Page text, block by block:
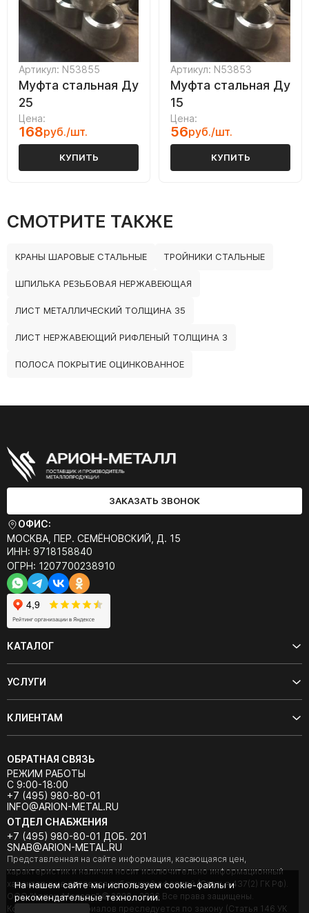
Артикул: N53855
Муфта стальная Ду
25
Цена:
168руб./шт.
КУПИТЬ
Артикул: N53853
Муфта стальная Ду
15
Цена:
56руб./шт.
КУПИТЬ
СМОТРИТЕ ТАКЖЕ
КРАНЫ ШАРОВЫЕ СТАЛЬНЫЕ ТРОЙНИКИ СТАЛЬНЫЕ
ШПИЛЬКА РЕЗЬБОВАЯ НЕРЖАВЕЮЩАЯ
ЛИСТ МЕТАЛЛИЧЕСКИЙ ТОЛЩИНА 35
ЛИСТ НЕРЖАВЕЮЩИЙ РИФЛЕНЫЙ ТОЛЩИНА 3
ПОЛОСА ПОКРЫТИЕ ОЦИНКОВАННОЕ
ЗАКАЗАТЬ ЗВОНОК
ОФИС:
МОСКВА, ПЕР. СЕМЁНОВСКИЙ, Д. 15
ИНН: 9718158840
ОГРН: 1207700238910
КАТАЛОГ
УСЛУГИ
КЛИЕНТАМ
ОБРАТНАЯ СВЯЗЬ
РЕЖИМ РАБОТЫ
С 9:00-18:00
+7 (495) 980-80-01
INFO@ARION-METAL.RU
ОТДЕЛ СНАБЖЕНИЯ
+7 (495) 980-80-01 ДОБ. 201
SNAB@ARION-METAL.RU
Представленная на сайте информация, касающаяся цен,
характеристик и наличия носит исключительно информационный
характер и не является публичной офертой (Статья 437(2) ГК РФ).
ООО "Арион-Металл" © 2020 - 2026 Все права защищены.
Копирование материалов преследуется по закону (Статья 146 УК
На нашем сайте мы используем cookie-файлы и
рекомендательные технологии.